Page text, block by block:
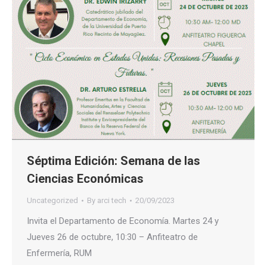
Séptima Edición: Semana de las
Ciencias Económicas
Uncategorized By arci tech 20/09/2023
Invita el Departamento de Economía. Martes 24 y
Jueves 26 de octubre, 10:30 – Anfiteatro de
Enfermería, RUM